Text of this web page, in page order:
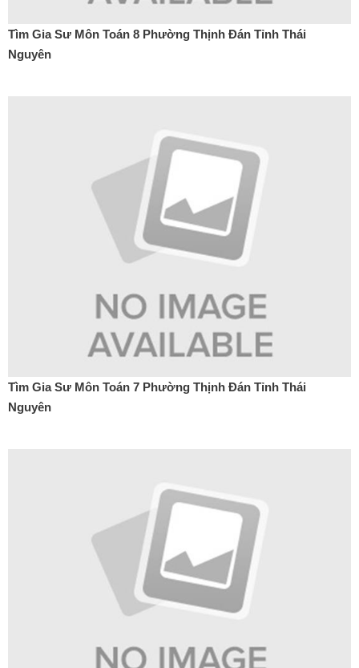
Tìm Gia Sư Môn Toán 8 Phường Thịnh Đán Tỉnh Thái
Nguyên
Tìm Gia Sư Môn Toán 7 Phường Thịnh Đán Tỉnh Thái
Nguyên